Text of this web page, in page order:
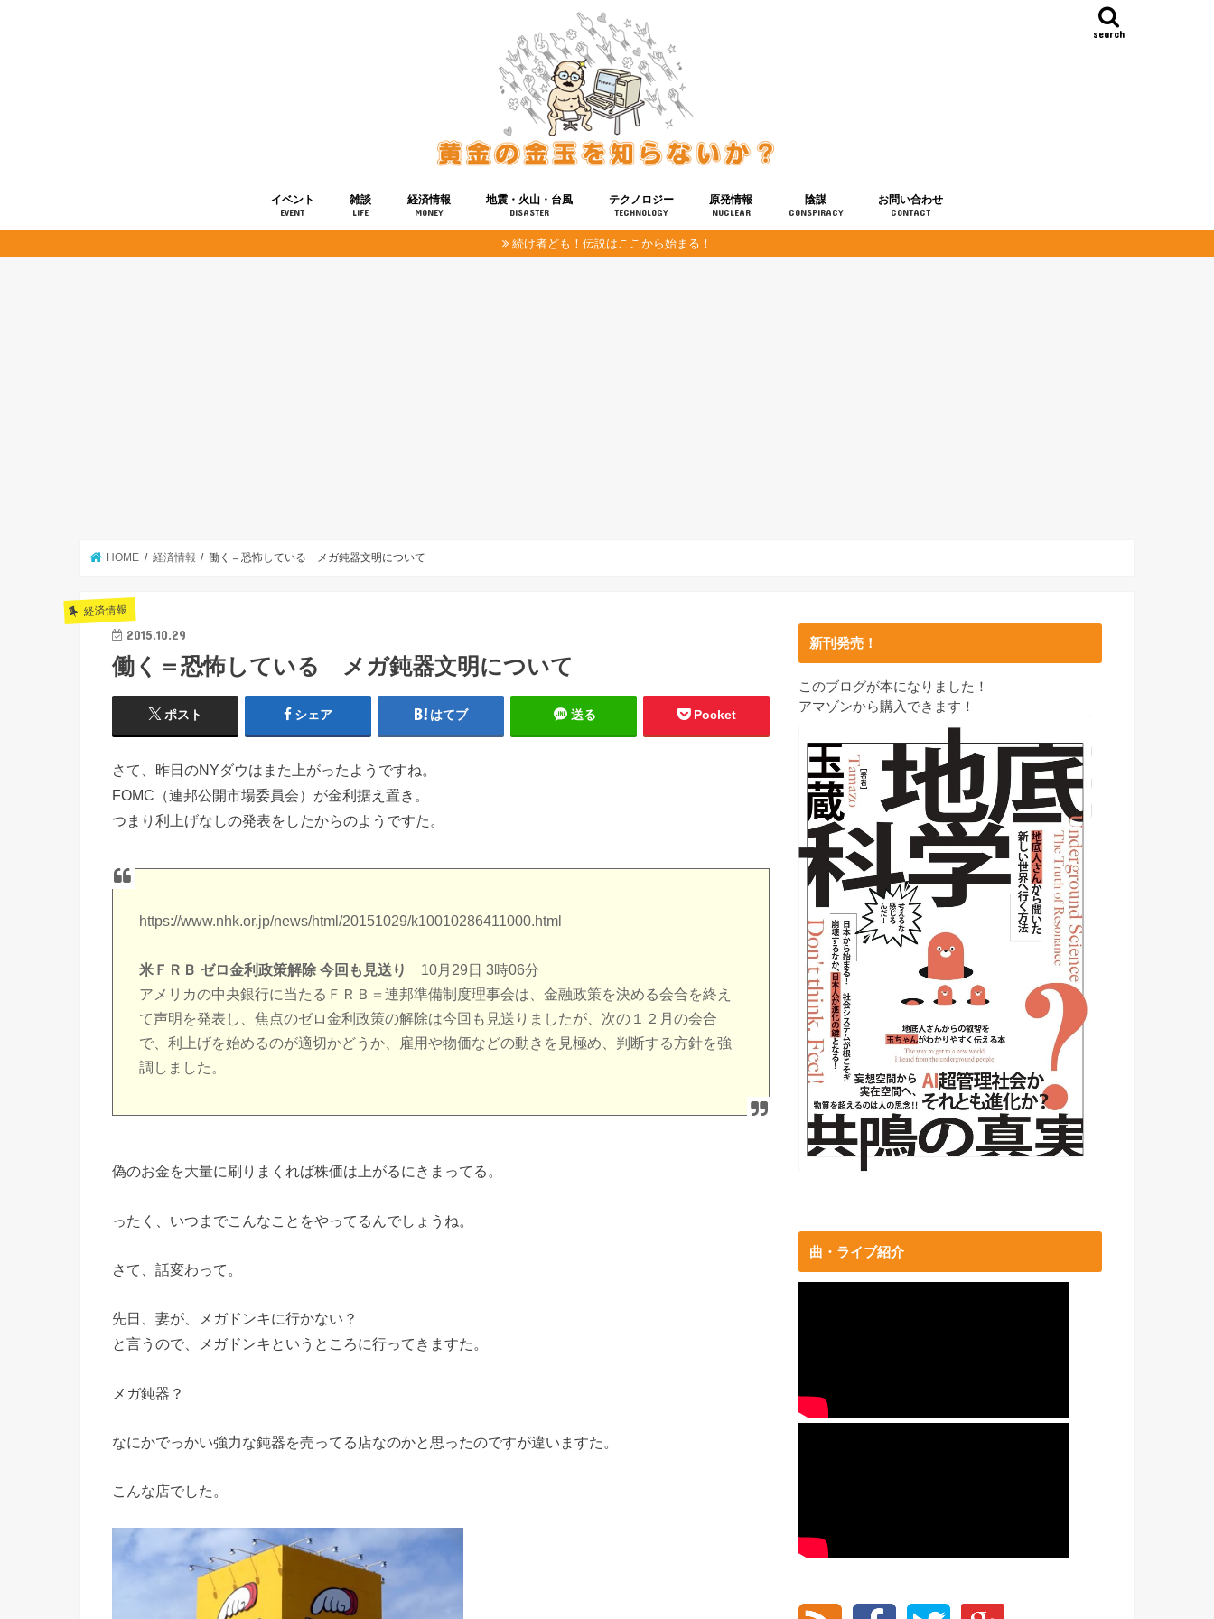
search
イベント
EVENT
雑談
LIFE
経済情報
MONEY
地震・火山・台風
DISASTER
テクノロジー
TECHNOLOGY
健康
宇宙
原発情報
NUCLEAR
陰謀
CONSPIRACY
お問い合わせ
CONTACT
続け者ども！伝説はここから始まる！
HOME 経済情報 働く＝恐怖している メガ鈍器文明について
経済情報
2015.10.29
働く＝恐怖している メガ鈍器文明について
ポスト シェア はてブ 送る Pocket
さて、昨日のNYダウはまた上がったようですね。
FOMC（連邦公開市場委員会）が金利据え置き。
つまり利上げなしの発表をしたからのようですた。
https://www.nhk.or.jp/news/html/20151029/k10010286411000.html
米ＦＲＢ ゼロ金利政策解除 今回も見送り 10月29日 3時06分
アメリカの中央銀行に当たるＦＲＢ＝連邦準備制度理事会は、金融政策を決める会合を終え
て声明を発表し、焦点のゼロ金利政策の解除は今回も見送りましたが、次の１２月の会合
で、利上げを始めるのが適切かどうか、雇用や物価などの動きを見極め、判断する方針を強
調しました。
偽のお金を大量に刷りまくれば株価は上がるにきまってる。
ったく、いつまでこんなことをやってるんでしょうね。
さて、話変わって。
先日、妻が、メガドンキに行かない？
と言うので、メガドンキというところに行ってきますた。
メガ鈍器？
なにかでっかい強力な鈍器を売ってる店なのかと思ったのですが違いますた。
こんな店でした。
新刊発売！
このブログが本になりました！
アマゾンから購入できます！
曲・ライブ紹介